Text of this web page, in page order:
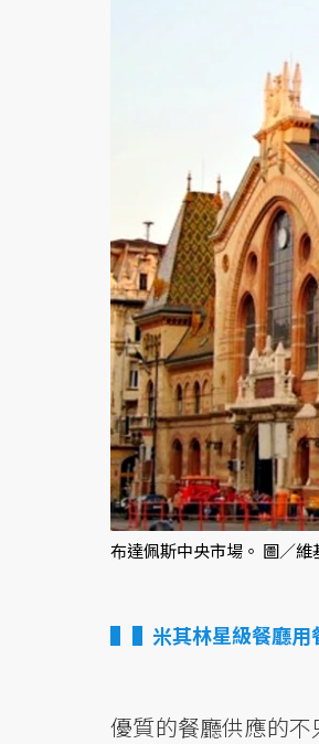
布達佩斯中央市場。 圖／
▌米其林星級餐廳用
優質的餐廳供應的